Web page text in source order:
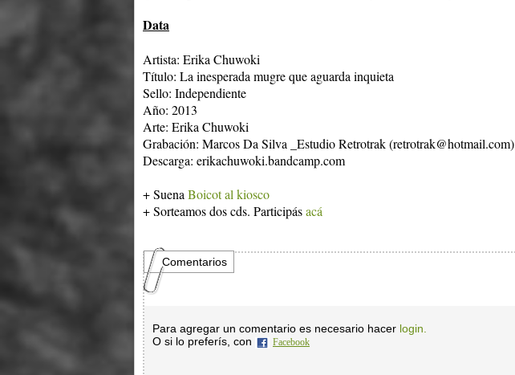
Data
Artista: Erika Chuwoki
Título: La inesperada mugre que aguarda inquieta
Sello: Independiente
Año: 2013
Arte: Erika Chuwoki
Grabación: Marcos DaSilva _Estudio Retrotrak (retrotrak@hotmail.com)
Descarga: erikachuwoki.bandcamp.com
+ SuenaBoicot al kiosco
+ Sorteamos dos cds. Participásacá
Comentarios
Para agregar un comentario es necesario hacer login.
O si lo preferís, con
Facebook